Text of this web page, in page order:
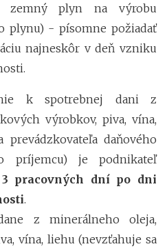
zemný plyn na výrobu
plynu) - písomne požiadať
najneskôr v deň vzniku
k spotrebnej dani z
výrobkov, piva, vína,
daňového
príjemcu) je podnikateľ
pracovných dní po dni
.
z minerálneho oleja,
vína, liehu (nevzťahuje sa